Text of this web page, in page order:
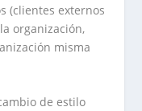
(clientes externos
organización,
misma
de estilo